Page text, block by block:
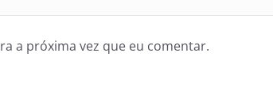
a próxima vez que eu comentar.